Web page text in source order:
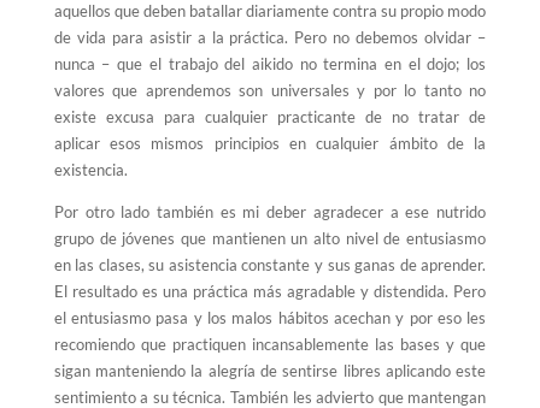
aquellos que deben batallar diariamente contra su propio modo
de vida para asistir a la práctica. Pero no debemos olvidar –
nunca – que el trabajo del aikido no termina en el dojo; los
valores que aprendemos son universales y por lo tanto no
existe excusa para cualquier practicante de no tratar de
aplicar esos mismos principios en cualquier ámbito de la
existencia.
Por otro lado también es mi deber agradecer a ese nutrido
grupo de jóvenes que mantienen un alto nivel de entusiasmo
en las clases, su asistencia constante y sus ganas de aprender.
El resultado es una práctica más agradable y distendida. Pero
el entusiasmo pasa y los malos hábitos acechan y por eso les
recomiendo que practiquen incansablemente las bases y que
sigan manteniendo la alegría de sentirse libres aplicando este
sentimiento a su técnica. También les advierto que mantengan